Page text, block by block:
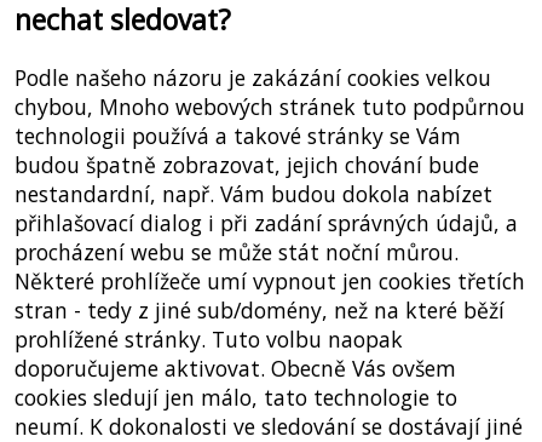
nechat sledovat?
Podle našeho názoru je zakázání cookies velkou
chybou, Mnoho webových stránek tuto podpůrnou
technologii používá a takové stránky se Vám
budou špatně zobrazovat, jejich chování bude
nestandardní, např. Vám budou dokola nabízet
přihlašovací dialog i při zadání správných údajů, a
procházení webu se může stát noční můrou.
Některé prohlížeče umí vypnout jen cookies třetích
stran - tedy z jiné sub/domény, než na které běží
prohlížené stránky. Tuto volbu naopak
doporučujeme aktivovat. Obecně Vás ovšem
cookies sledují jen málo, tato technologie to
neumí. K dokonalosti ve sledování se dostávají jiné